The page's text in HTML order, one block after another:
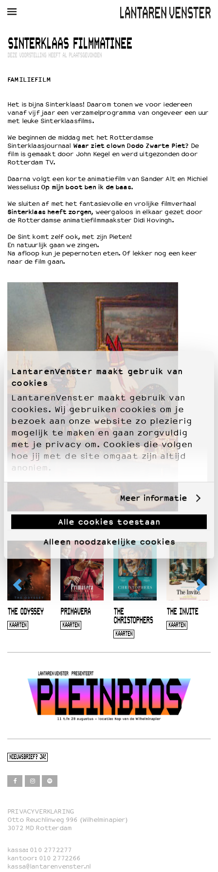
LantarenVenster maakt gebruik van
cookies
LantarenVenster maakt gebruik van
cookies. Wij gebruiken cookies om je
bezoek aan onze website zo plezierig
mogelijk te maken en gaan zorgvuldig
met je privacy om. Cookies die volgen
hoe jij met de site omgaat zijn altijd
anoniem.
Meer informatie
Alle cookies toestaan
Alleen noodzakelijke cookies
AGENDA FILM MUZIEK RESTAURANT
Winkelmandje
Zoek
Bereikbaarheid
Kaartverkoop
EDUCATIE
Filmprogramma’s Primair Onderwijs
Speciale educatieprogramma’s
OVER LANTARENVENSTER
Wat we doen
Word vriend
Privacyverklaring
Integriteits- en gedragscode
Duurzaamheid
Culturele boycot Israël
Ruimte voor artistieke vrijheid – VNPF
SINTERKLAAS FILMMATINEE
DEZE VOORSTELLING HEEFT AL PLAATSGEVONDEN
FAMILIEFILM
Het is bijna Sinterklaas! Daarom tonen we voor iedereen
vanaf vijf jaar een verzamelprogramma van ongeveer een uur
met leuke Sinterklaasfilms.
We beginnen de middag met het Rotterdamse
Sinterklaasjournaal Waar ziet clown Dodo Zwarte Piet? De
film is gemaakt door John Kegel en werd uitgezonden door
Rotterdam TV.
Daarna volgt een korte animatiefilm van Sander Alt en Michiel
Wesselius: Op mijn boot ben ik de baas.
We sluiten af met het fantasievolle en vrolijke filmverhaal
Sinterklaas heeft zorgen, weergaloos in elkaar gezet door
de Rotterdamse animatiefilmmaakster Didi Hovingh.
De Sint komt zelf ook, met zijn Pieten!
En natuurlijk gaan we zingen.
Na afloop kun je pepernoten eten. Of lekker nog een keer
naar de film gaan.
THE ODYSSEY
KAARTEN
PRIMAVERA
KAARTEN
THE
CHRISTOPHERS
KAARTEN
THE INVITE
KAARTEN
NIEUWSBRIEF? JA!
Film
Familie
PRIVACYVERKLARING
Otto Reuchlinweg 996 (Wilhelminapier)
3072 MD Rotterdam
kassa: 010 2772277
kantoor: 010 2772266
kassa@lantarenvenster.nl